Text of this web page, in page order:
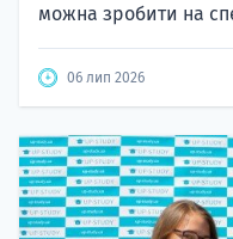
можна зробити на
06 лип 2026